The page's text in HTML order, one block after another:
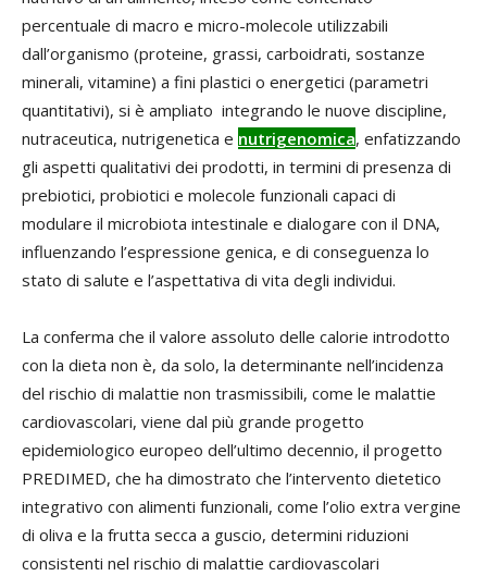
percentuale di macro e micro-molecole utilizzabili
dall’organismo (proteine, grassi, carboidrati, sostanze
minerali, vitamine) a fini plastici o energetici (parametri
quantitativi), si è ampliato integrando le nuove discipline,
nutraceutica, nutrigenetica e nutrigenomica, enfatizzando
gli aspetti qualitativi dei prodotti, in termini di presenza di
prebiotici, probiotici e molecole funzionali capaci di
modulare il microbiota intestinale e dialogare con il DNA,
influenzando l’espressione genica, e di conseguenza lo
stato di salute e l’aspettativa di vita degli individui.
La conferma che il valore assoluto delle calorie introdotto
con la dieta non è, da solo, la determinante nell’incidenza
del rischio di malattie non trasmissibili, come le malattie
cardiovascolari, viene dal più grande progetto
epidemiologico europeo dell’ultimo decennio, il progetto
PREDIMED, che ha dimostrato che l’intervento dietetico
integrativo con alimenti funzionali, come l’olio extra vergine
di oliva e la frutta secca a guscio, determini riduzioni
consistenti nel rischio di malattie cardiovascolari